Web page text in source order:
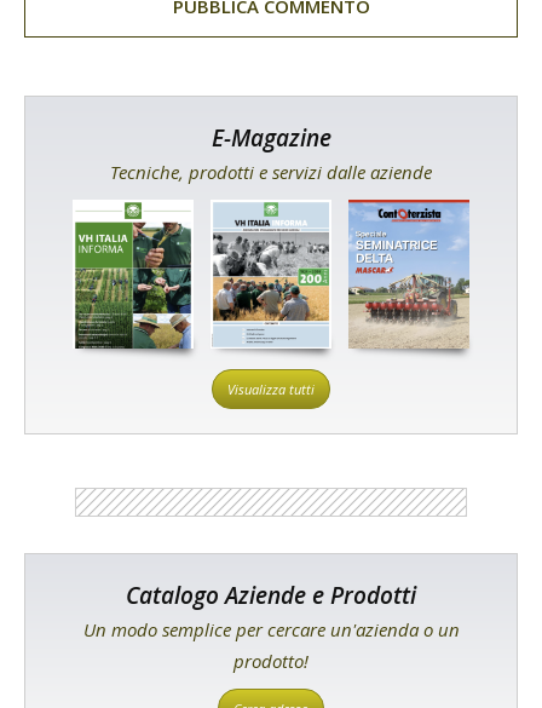
E-Magazine
Tecniche, prodotti e servizi dalle aziende
Visualizza tutti
Catalogo Aziende e Prodotti
Un modo semplice per cercare un'azienda o un
prodotto!